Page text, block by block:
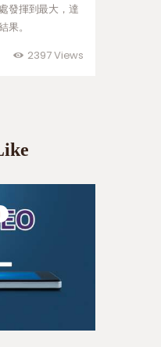
發揮到最大，達
果。
2397Views